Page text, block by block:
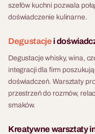
szefów kuchni pozwala
doświadczenie kulinarne.
Degustacje i
Degustacje whisky, wina,
integracji dla firm
doświadczeń. Warsztaty
przestrzeń do rozmów,
smaków.
Kreatywne warsztaty